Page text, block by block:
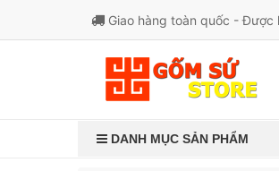
Giao hàng toàn quốc -
DANH MỤC SẢN PHẨM